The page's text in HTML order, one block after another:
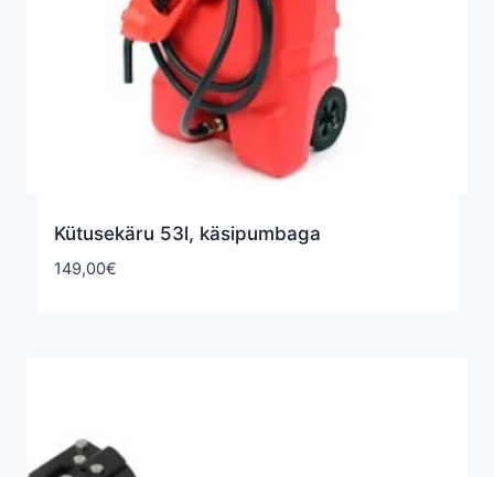
Kütusekäru 53l, käsipumbaga
149,00€